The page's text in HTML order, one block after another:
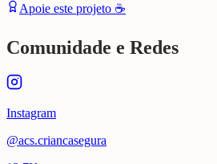
Apoie este projeto ☕
Comunidade e Redes
Instagram
@acs.criancasegura